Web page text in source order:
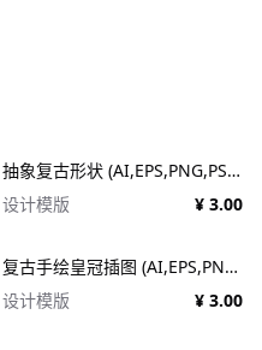
抽象复古形状 (AI,EPS,PNG,PSD,SVG)
设计模版
¥ 3.00
复古手绘皇冠插图 (AI,EPS,PNG,SVG)
设计模版
¥ 3.00